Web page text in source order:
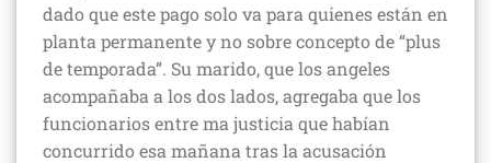
dado que este pago solo va para quienes están en
planta permanente y no sobre concepto de “plus
de temporada”. Su marido, que los angeles
acompañaba a los dos lados, agregaba que los
funcionarios entre ma justicia que habían
concurrido esa mañana tras la acusación